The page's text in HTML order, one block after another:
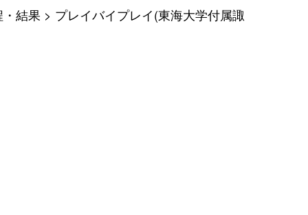
・結果
プレイバイプレイ(東海大学付属諏